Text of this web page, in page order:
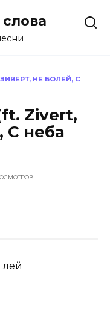
НЕ БОЛЕЙ, С
Zivert,
С неба
лей